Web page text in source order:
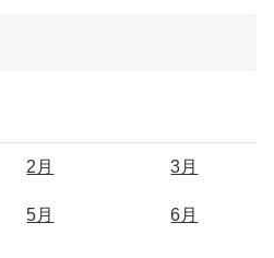
2月 3月
5月 6月